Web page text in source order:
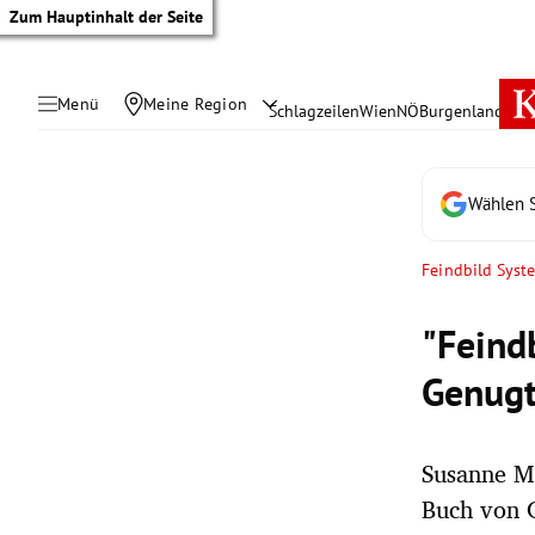
Zum Hauptinhalt der Seite
Menü Meine Region SchlagzeilenWienNÖBurgenland
Wählen
Feindbild
Susanne
Buch von